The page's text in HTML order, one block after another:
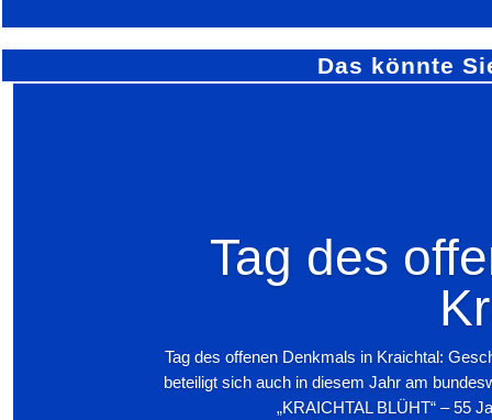
Das könnte
Tag des
Tag des offenen Denkmals in Kraichtal:
beteiligt sich auch in diesem Jahr am
„KRAICHTAL BLÜHT“ – 55